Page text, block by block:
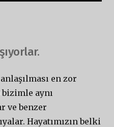
en zor
aynı
ve benzer
Hayatımızın belki